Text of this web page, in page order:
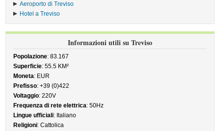
Aeroporto di Treviso
Hotel a Treviso
Informazioni utili su Treviso
Popolazione: 83.167
Superficie: 55.5 KM²
Moneta: EUR
Prefisso: +39 (0)422
Voltaggio: 220V
Frequenza di rete elettrica: 50Hz
Lingue ufficiali: Italiano
Religioni: Cattolica